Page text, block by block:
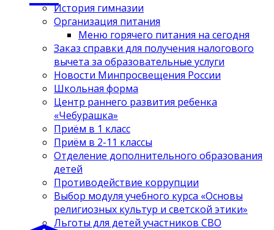
История гимназии
Организация питания
Меню горячего питания на сегодня
Заказ справки для получения налогового
вычета за образовательные услуги
Новости Минпросвещения России
Школьная форма
Центр раннего развития ребенка
«Чебурашка»
Приём в 1 класс
Приём в 2-11 классы
Отделение дополнительного образования
детей
Противодействие коррупции
Выбор модуля учебного курса «Основы
религиозных культур и светской этики»
Льготы для детей участников СВО